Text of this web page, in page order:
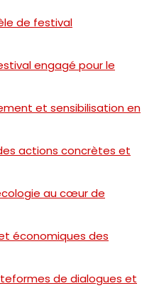
de festival
engagé pour le
et sensibilisation en
actions concrètes et
au cœur de
économiques des
de dialogues et